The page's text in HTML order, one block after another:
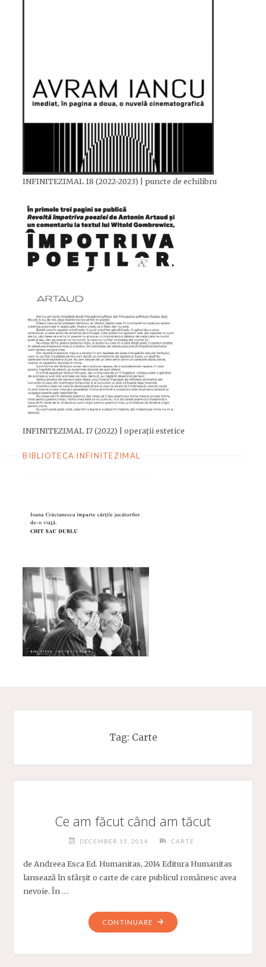
INFINITEZIMAL 18 (2022-2023) | puncte de echilibru
INFINITEZIMAL 17 (2022) | operații estetice
BIBLIOTECA INFINITEZIMAL
Tag: Carte
Ce am făcut când am tăcut
DECEMBER 15, 2014 CARTE
de Andreea Esca Ed. Humanitas, 2014 Editura Humanitas
lansează în sfârșit o carte de care publicul românesc avea
nevoie. În …
CONTINUARE
"CE